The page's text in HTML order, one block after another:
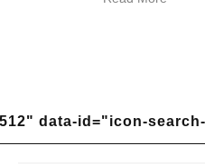
data-id="icon-